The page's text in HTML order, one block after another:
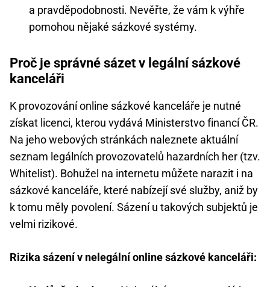
a pravděpodobnosti. Nevěřte, že vám k výhře
pomohou nějaké sázkové systémy.
Proč je správné sázet v legální sázkové
kanceláři
K provozování online sázkové kanceláře je nutné
získat licenci, kterou vydává Ministerstvo financí ČR.
Na jeho webových stránkách naleznete aktuální
seznam legálních provozovatelů hazardních her (tzv.
Whitelist). Bohužel na internetu můžete narazit i na
sázkové kanceláře, které nabízejí své služby, aniž by
k tomu měly povolení. Sázení u takových subjektů je
velmi rizikové.
Rizika sázení v nelegální online sázkové kanceláři: